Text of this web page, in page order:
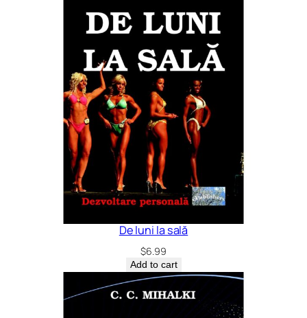
De luni la sală
$6.99
Add to cart